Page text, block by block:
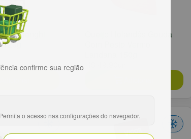
Polenghi
120g
Queijo Holandês Gouda
confirme sua região
o acesso nas configurações do navegador.